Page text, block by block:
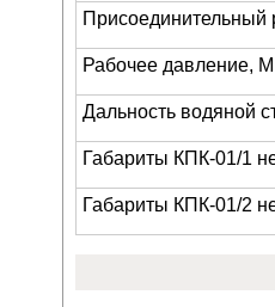
Присоединительный
Рабочее давление,
Дальность водяной
Габариты КПК-01/1
Габариты КПК-01/2